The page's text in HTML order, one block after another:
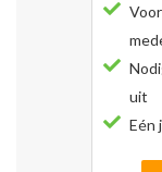
uit
Eén